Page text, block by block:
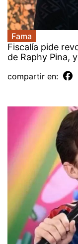
Fama
Fiscalía pide
de Raphy Pina,
compartir en: